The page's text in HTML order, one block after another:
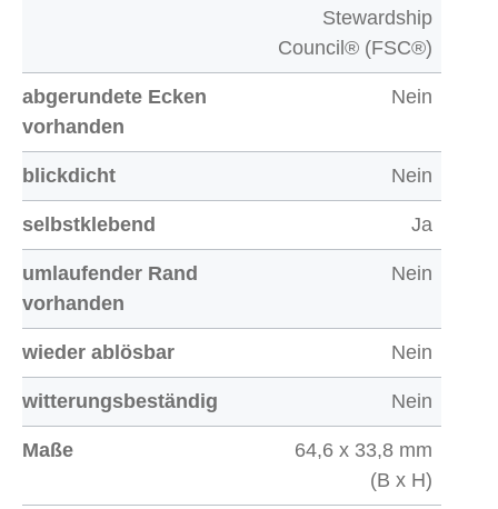
Stewardship
Council® (FSC®)
abgerundete Ecken
vorhanden
Nein
blickdicht Nein
selbstklebend Ja
umlaufender Rand
vorhanden
Nein
wieder ablösbar Nein
witterungsbeständig Nein
Maße
64,6 x 33,8 mm
(B x H)